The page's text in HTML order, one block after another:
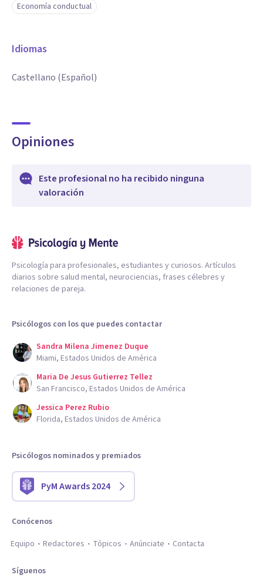
Economía conductual
Idiomas
Castellano (Español)
Opiniones
Este profesional no ha recibido ninguna
valoración
Psicología para profesionales, estudiantes y curiosos. Artículos
diarios sobre salud mental, neurociencias, frases célebres y
relaciones de pareja.
Psicólogos con los que puedes contactar
Sandra Milena Jimenez Duque
Miami, Estados Unidos de América
Maria De Jesus Gutierrez Tellez
San Francisco, Estados Unidos de América
Jessica Perez Rubio
Florida, Estados Unidos de América
Psicólogos nominados y premiados
PyM Awards 2024
Conócenos
Equipo
Redactores Tópicos Anúnciate Contacta
Síguenos